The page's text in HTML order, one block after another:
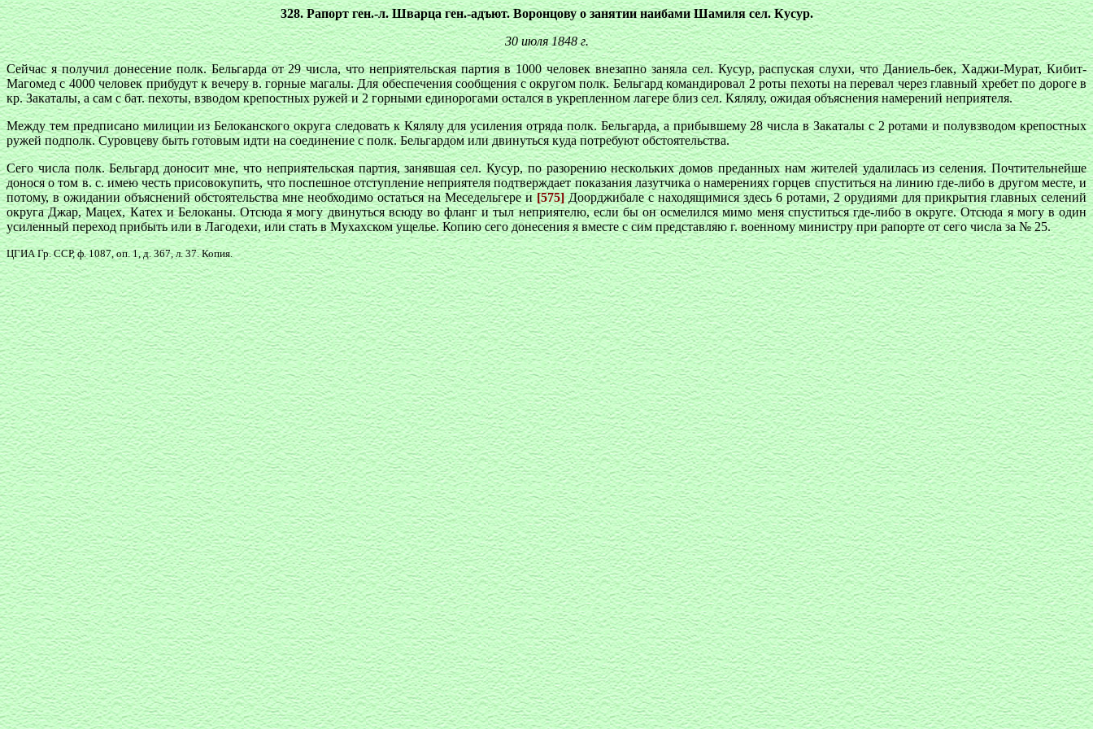
328. Рапорт ген.-л. Шварца ген.-адъют. Воронцову о занятии наибами Шамиля сел. Кусур.
30 июля 1848 г.
Сейчас я получил донесение полк. Бельгарда от 29 числа, что неприятельская партия в 1000 человек внезапно заняла сел. Кусур, распуская слухи, что Даниель-бек, Хаджи-Мурат, Кибит-
Магомед с 4000 человек прибудут к вечеру в. горные магалы. Для обеспечения сообщения с округом полк. Бельгард командировал 2 роты пехоты на перевал через главный хребет по дороге в
кр. Закаталы, а сам с бат. пехоты, взводом крепостных ружей и 2 горными единорогами остался в укрепленном лагере близ сел. Кялялу, ожидая объяснения намерений неприятеля.
Между тем предписано милиции из Белоканского округа следовать к Кялялу для усиления отряда полк. Бельгарда, а прибывшему 28 числа в Закаталы с 2 ротами и полувзводом крепостных
ружей подполк. Суровцеву быть готовым идти на соединение с полк. Бельгардом или двинуться куда потребуют обстоятельства.
Сего числа полк. Бельгард доносит мне, что неприятельская партия, занявшая сел. Кусур, по разорению нескольких домов преданных нам жителей удалилась из селения. Почтительнейше
донося о том в. с. имею честь присовокупить, что поспешное отступление неприятеля подтверждает показания лазутчика о намерениях горцев спуститься на линию где-либо в другом месте, и
потому, в ожидании объяснений обстоятельства мне необходимо остаться на Меседельгере и[575]Доорджибале с находящимися здесь 6 ротами, 2 орудиями для прикрытия главных селений
округа Джар, Мацех, Катех и Белоканы. Отсюда я могу двинуться всюду во фланг и тыл неприятелю, если бы он осмелился мимо меня спуститься где-либо в округе. Отсюда я могу в один
усиленный переход прибыть или в Лагодехи, или стать в Мухахском ущелье. Копию сего донесения я вместе с сим представляю г. военному министру при рапорте от сего числа за № 25.
ЦГИА Гр. ССР, ф. 1087, оп. 1, д. 367, л. 37. Копия.